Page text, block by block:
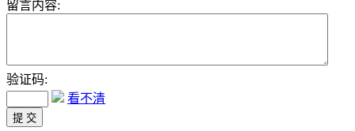
留言内容:
验证码:
看不清